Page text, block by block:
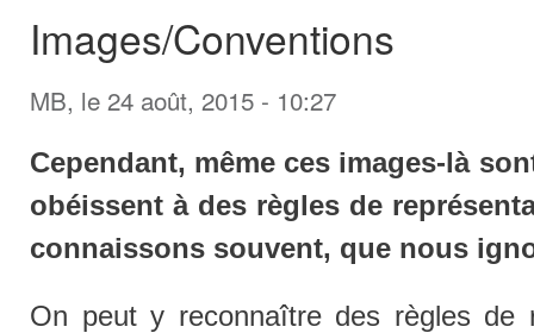
Images/Conventions
MB, le 24 août, 2015 - 10:27
Cependant, même ces images-là
obéissent à des règles de
connaissons souvent, que nous
On peut y reconnaître des règles de